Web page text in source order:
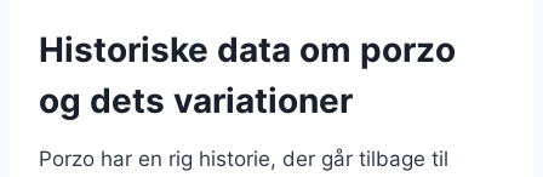
Historiske data om porzo
og dets variationer
Porzo har en rig historie, der går tilbage til